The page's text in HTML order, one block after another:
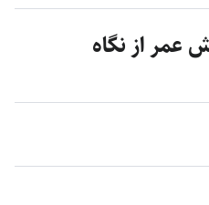
عمر از نگاه